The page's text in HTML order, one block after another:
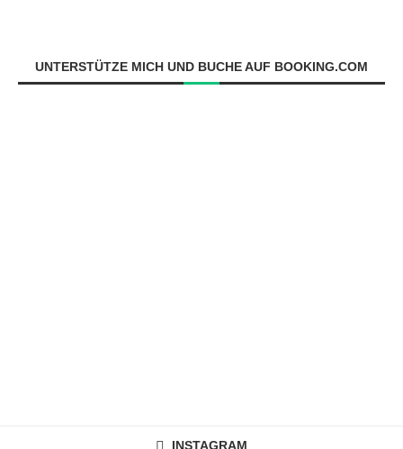
UNTERSTÜTZE MICH UND BUCHE AUF BOOKING.COM
INSTAGRAM